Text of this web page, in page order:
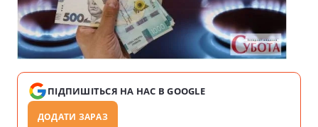
ПІДПИШІТЬСЯ НА НАС В GOOGLE
ДОДАТИ ЗАРАЗ